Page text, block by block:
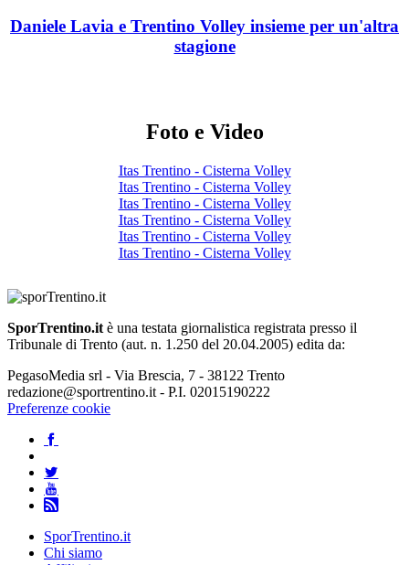
Daniele Lavia e Trentino Volley insieme per un'altra
stagione
Foto e Video
Itas Trentino - Cisterna Volley
Itas Trentino - Cisterna Volley
Itas Trentino - Cisterna Volley
Itas Trentino - Cisterna Volley
Itas Trentino - Cisterna Volley
Itas Trentino - Cisterna Volley
SporTrentino.it è una testata giornalistica registrata presso il
Tribunale di Trento (aut. n. 1.250 del 20.04.2005) edita da:
PegasoMedia srl - Via Brescia, 7 - 38122 Trento
redazione@sportrentino.it - P.I. 02015190222
Preferenze cookie
SporTrentino.it
Chi siamo